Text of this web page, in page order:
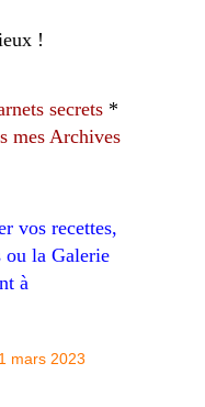
!
secrets *
mes Archives
vos recettes,
ou la Galerie
à